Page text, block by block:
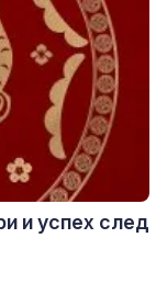
и успех след